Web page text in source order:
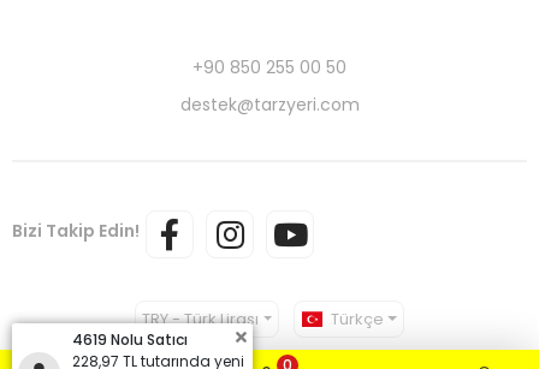
+90 850 255 00 50
destek@tarzyeri.com
Bizi Takip Edin!
TRY - Türk Lirası Türkçe
4619 Nolu Satıcı
228,97 TL tutarında yeni